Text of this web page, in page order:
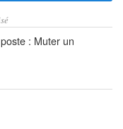
: Muter un